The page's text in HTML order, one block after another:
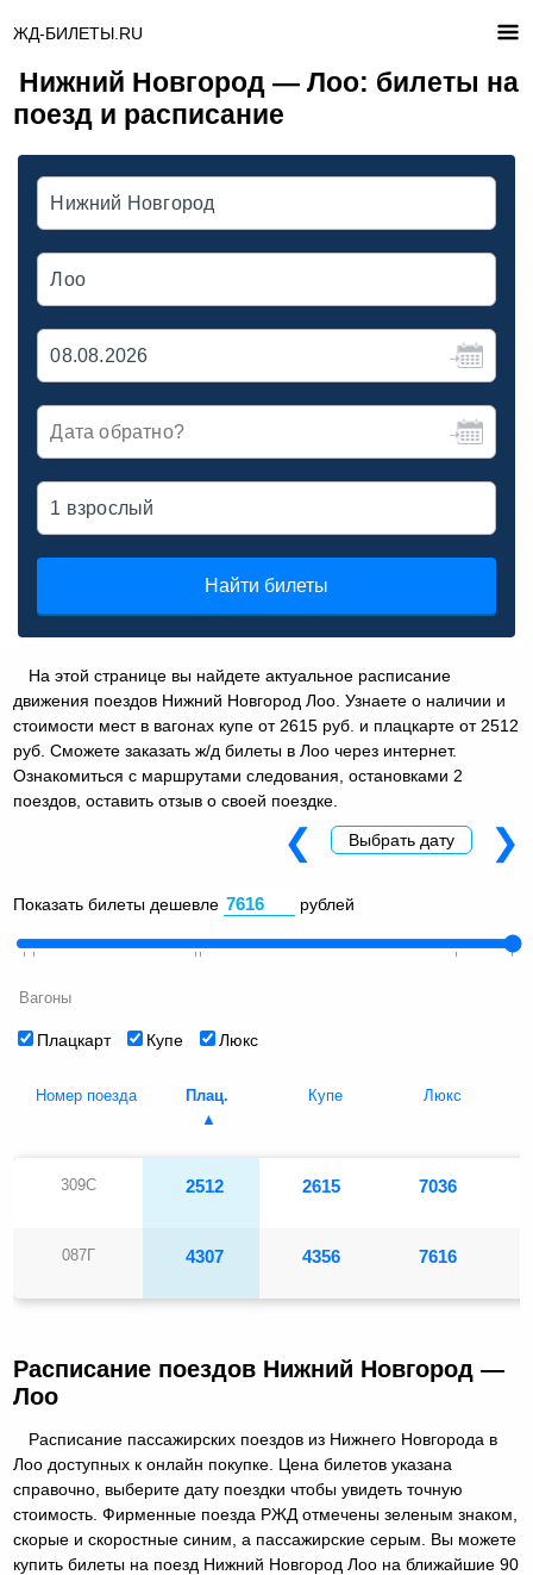
ЖД-БИЛЕТЫ.RU
Нижний Новгород — Лоо: билеты на
поезд и расписание
Найти билеты
На этой странице вы найдете актуальное расписание
движения поездов Нижний Новгород Лоо. Узнаете о наличии и
стоимости мест в вагонах купе от 2615 руб. и плацкарте от 2512
руб. Сможете заказать ж/д билеты в Лоо через интернет.
Ознакомиться с маршрутами следования, остановками 2
поездов, оставить отзыв о своей поездке.
Показать билеты дешевле рублей
Вагоны
Плацкарт Купе Люкс
❮ Выбрать дату ❯
Номер поезда Плац. Купе Люкс
309С 2512 2615 7036
087Г 4307 4356 7616
Расписание поездов Нижний Новгород —
Лоо
Расписание пассажирских поездов из Нижнего Новгорода в
Лоо доступных к онлайн покупке. Цена билетов указана
справочно, выберите дату поездки чтобы увидеть точную
стоимость. Фирменные поезда РЖД отмечены зеленым знаком,
скорые и скоростные синим, а пассажирские серым. Вы можете
купить билеты на поезд Нижний Новгород Лоо на ближайшие 90